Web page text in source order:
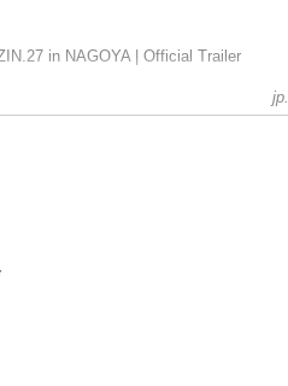
in NAGOYA | Official Trailer
進行によって終了予定時間が前後する
さい。